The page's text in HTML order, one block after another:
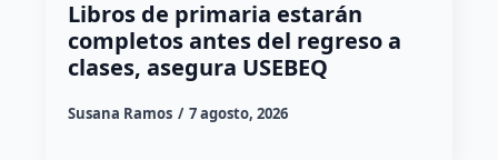
Libros de primaria estarán
completos antes del regreso a
clases, asegura USEBEQ
Susana Ramos 7 agosto, 2026